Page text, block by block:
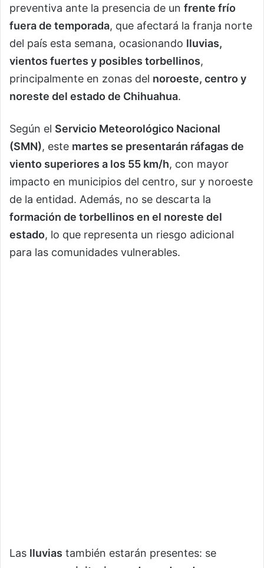
preventiva ante la presencia de un frente frío
fuera de temporada, que afectará la franja norte
del país esta semana, ocasionando lluvias,
vientos fuertes y posibles torbellinos,
principalmente en zonas del noroeste, centro y
noreste del estado de Chihuahua.
Según el Servicio Meteorológico Nacional
(SMN), este martes se presentarán ráfagas de
viento superiores a los 55 km/h, con mayor
impacto en municipios del centro, sur y noroeste
de la entidad. Además, no se descarta la
formación de torbellinos en el noreste del
estado, lo que representa un riesgo adicional
para las comunidades vulnerables.
Las lluvias también estarán presentes: se